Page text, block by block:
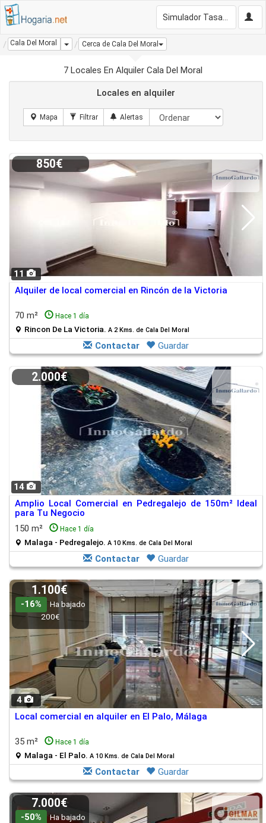
Cala Del Moral Dropdown
Cerca de Cala Del Moral
7 Locales En Alquiler Cala Del Moral
Locales en alquiler
11
850€
Alquiler de local comercial en Rincón de la Victoria
70 m² Hace 1 día
Rincon De La Victoria. A 2 Kms. de Cala Del Moral
Contactar Guardar
14
2.000€
Amplio Local Comercial en Pedregalejo de 150m² Ideal
para Tu Negocio
150 m²
Hace 1 día
Malaga - Pedregalejo. A 10 Kms. de Cala Del Moral
Contactar Guardar
4
1.100€
-16%
Ha bajado
200€
Local comercial en alquiler en El Palo, Málaga
35 m² Hace 1 día
Malaga - El Palo. A 10 Kms. de Cala Del Moral
Contactar Guardar
7.000€
-50%
Ha bajado